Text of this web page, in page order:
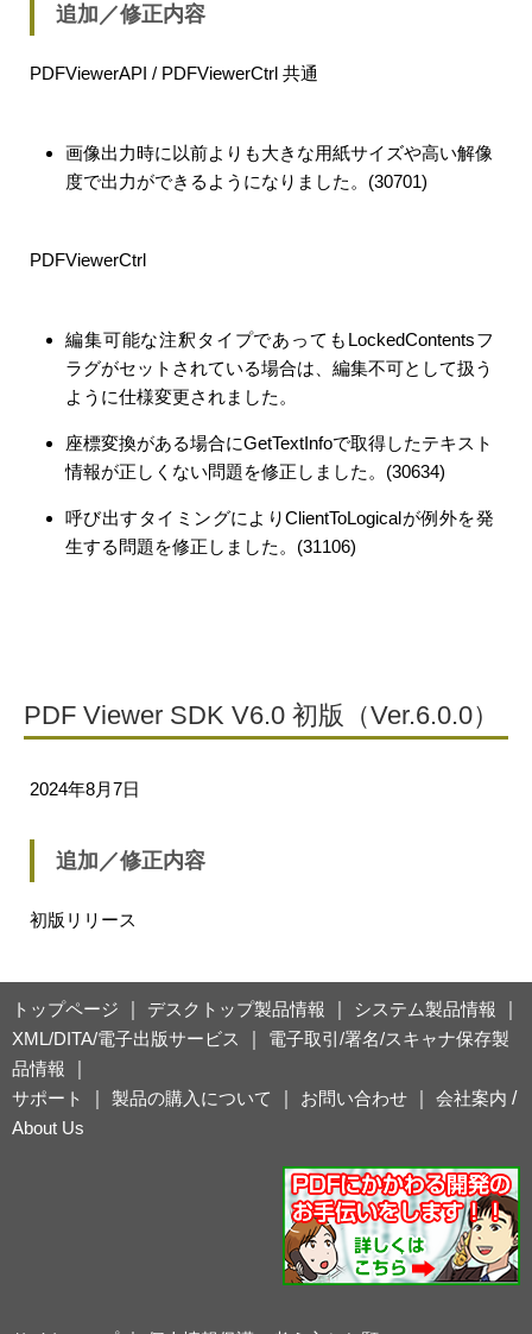
追加／修正内容
PDFViewerAPI / PDFViewerCtrl 共通
画像出力時に以前よりも大きな用紙サイズや高い解像
度で出力ができるようになりました。(30701)
PDFViewerCtrl
編集可能な注釈タイプであってもLockedContentsフ
ラグがセットされている場合は、編集不可として扱う
ように仕様変更されました。
座標変換がある場合にGetTextInfoで取得したテキスト
情報が正しくない問題を修正しました。(30634)
呼び出すタイミングによりClientToLogicalが例外を発
生する問題を修正しました。(31106)
PDF Viewer SDK V6.0 初版（Ver.6.0.0）
2024年8月7日
追加／修正内容
初版リリース
トップページ デスクトップ製品情報 システム製品情報
XML/DITA/電子出版サービス
電子取引/署名/スキャナ保存製
品情報
サポート
製品の購入について お問い合わせ 会社案内 /
About Us